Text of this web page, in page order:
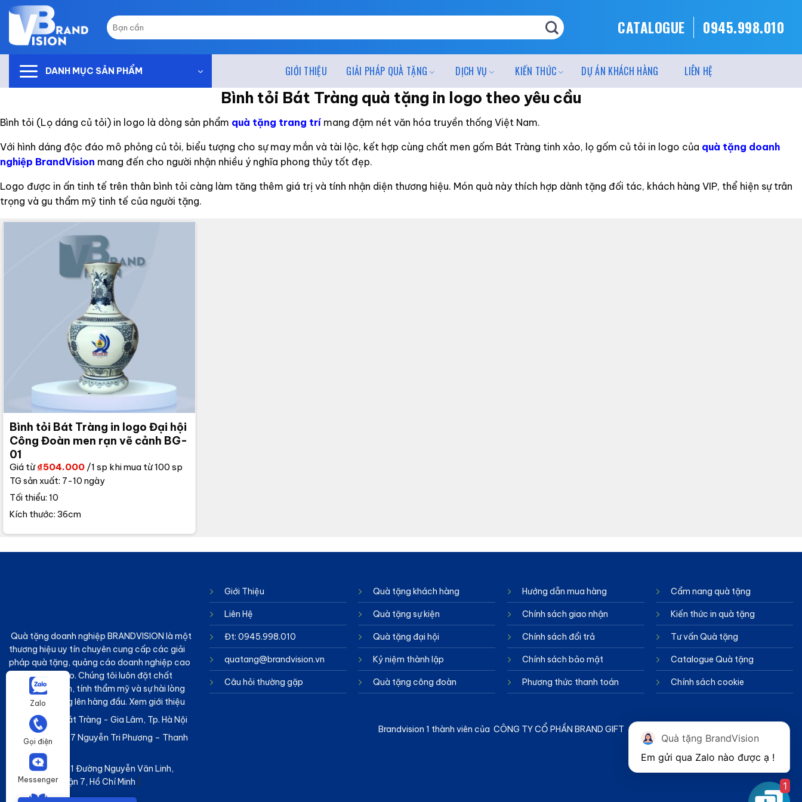
Skip
content
Tìm
kiếm:
CATALOGUE 0945.998.010
DANH MỤC SẢN PHẨM GIỚI THIỆU GIẢI PHÁP QUÀ TẶNG DỊCH VỤ KIẾN THỨC DỰ ÁN KHÁCH HÀNG LIÊN HỆ
Bình tỏi Bát Tràng quà tặng in logo theo yêu cầu
Bình tỏi (Lọ dáng củ tỏi) in logo là dòng sản phẩm quà tặng trang trí mang đậm nét văn hóa truyền thống Việt Nam.
Với hình dáng độc đáo mô phỏng củ tỏi, biểu tượng cho sự may mắn và tài lộc, kết hợp cùng chất men gốm Bát Tràng tinh xảo, lọ gốm củ tỏi in logo của quà tặng doanh
nghiệp BrandVision mang đến cho người nhận nhiều ý nghĩa phong thủy tốt đẹp.
Logo được in ấn tinh tế trên thân bình tỏi càng làm tăng thêm giá trị và tính nhận diện thương hiệu. Món quà này thích hợp dành tặng đối tác, khách hàng VIP, thể hiện sự trân
trọng và gu thẩm mỹ tinh tế của người tặng.
Bình tỏi Bát Tràng in logo Đại hội
Công Đoàn men rạn vẽ cảnh BG-
01
Giá từ₫504.000 /1 sp khi mua từ 100 sp
TG sản xuất: 7-10 ngày
Tối thiểu: 10
Kích thước: 36cm
Quà tặng doanh nghiệp BRANDVISION là một
thương hiệu uy tín chuyên cung cấp các giải
pháp quà tặng, quảng cáo doanh nghiệp cao
cấp và sáng tạo. Chúng tôi luôn đặt chất
lượng sản phẩm, tính thẩm mỹ và sự hài lòng
của khách hàng lên hàng đầu. Xem giới thiệu
Hà Nội : KCN Bát Tràng - Gia Lâm, Tp. Hà Nội
Đà Nẵng :Số 27 Nguyễn Tri Phương – Thanh
Khê – Đà Nẵng
TPHCM : (Số 21 Đường Nguyễn Văn Linh,
Tân Phong, Quận 7, Hồ Chí Minh )
Giới Thiệu
Liên Hệ
Đt: 0945.998.010
quatang@brandvision.vn
Câu hỏi thường gặp
Quà tặng khách hàng
Quà tặng sự kiện
Quà tặng đại hội
Kỷ niệm thành lập
Quà tặng công đoàn
Hướng dẫn mua hàng
Chính sách giao nhận
Chính sách đổi trả
Chính sách bảo mật
Phương thức thanh toán
Cẩm nang quà tặng
Kiến thức in quà tặng
Tư vấn Quà tặng
Catalogue Quà tặng
Chính sách cookie
Brandvision 1 thành viên của CÔNG TY CỔ PHẦN BRAND GIFT
Zalo
Gọi điện
Messenger
Quà tặng BrandVision
1